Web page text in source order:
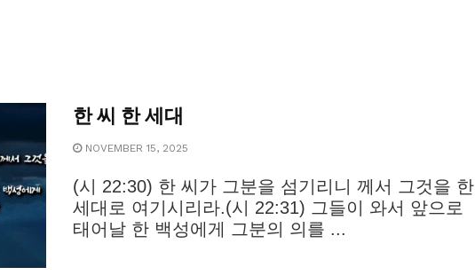
한 씨 한 세대
NOVEMBER 15, 2025
(시 22:30) 한 씨가 그분을 섬기리니 께서 그것을 한
세대로 여기시리라.(시 22:31) 그들이 와서 앞으로
태어날 한 백성에게 그분의 의를 ...